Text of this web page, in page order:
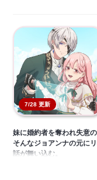
7/28 更新
妹に婚約者を奪われ失意
そんなジョアンナの元に
話が舞い込む。
役立たずスキルといわれ
伯ヴィンセントやその家